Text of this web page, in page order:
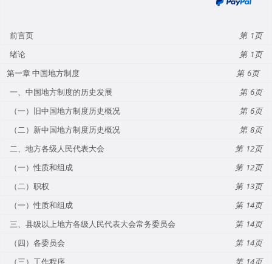
前言页
1
绪论
1
第一章 中国地方制度
6
一、中国地方制度的历史发展
6
（一）旧中国地方制度历史概况
6
（二）新中国地方制度历史概况
8
二、地方各级人民代表大会
12
（一）性质和组成
12
（二）职权
13
（一）性质和组成
14
三、县级以上地方各级人民代表大会常务委员会
14
（四）各委员会
14
（三）工作程序
14